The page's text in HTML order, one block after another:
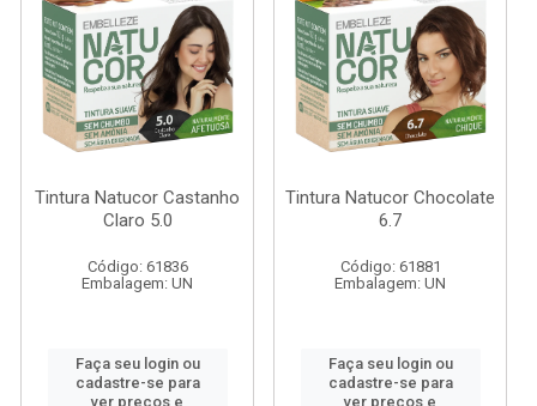
Tintura Natucor Castanho
Claro 5.0
Código: 61836
Embalagem: UN
Faça seu login ou
cadastre-se para
ver preços e
Tintura Natucor Chocolate
6.7
Código: 61881
Embalagem: UN
Faça seu login ou
cadastre-se para
ver preços e